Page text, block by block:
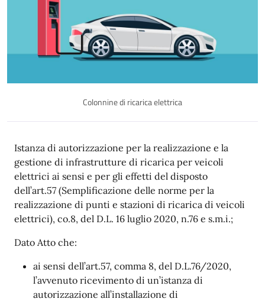
Colonnine di ricarica elettrica
Descrizione
Istanza di autorizzazione per la realizzazione e la
gestione di infrastrutture di ricarica per veicoli
elettrici ai sensi e per gli effetti del disposto
dell’art.57 (Semplificazione delle norme per la
realizzazione di punti e stazioni di ricarica di veicoli
elettrici), co.8, del D.L. 16 luglio 2020, n.76 e s.m.i.;
Dato Atto che:
ai sensi dell’art.57, comma 8, del D.L.76/2020,
l’avvenuto ricevimento di un’istanza di
autorizzazione all’installazione di